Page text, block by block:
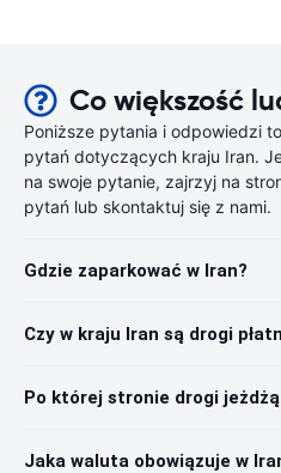
Co większość
Poniższe pytania i odpowiedzi
pytań dotyczących kraju Iran.
na swoje pytanie, zajrzyj na
pytań lub skontaktuj się z nami.
Gdzie zaparkować w Iran?
Czy w kraju Iran są drogi
Po której stronie drogi jeżdżą
Jaka waluta obowiązuje w